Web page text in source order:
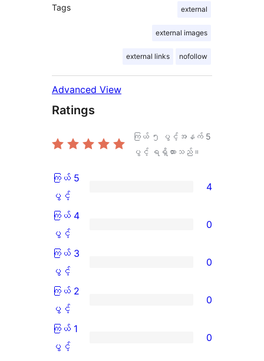
Tags external
external images
external links nofollow
Advanced View
Ratings
ကြယ် ၅ ပွင့်အနက် 5
ပွင့် ရရှိထားသည်။
ကြယ်
5
ပွင့်
အဆင့်
သုံးသပ်
ကြယ် 5
ပွင့်
4
ကြယ်
4
ပွင့်
အဆင့်
သုံးသပ်
ကြယ် 4
ပွင့်
0
ကြယ်
3
ပွင့်
အဆင့်
သုံးသပ်
ကြယ် 3
ပွင့်
0
ကြယ်
2
ပွင့်
ကြယ် 2
ပွင့်
0
ကြယ်
ကြယ် 1
ပွင့်
0